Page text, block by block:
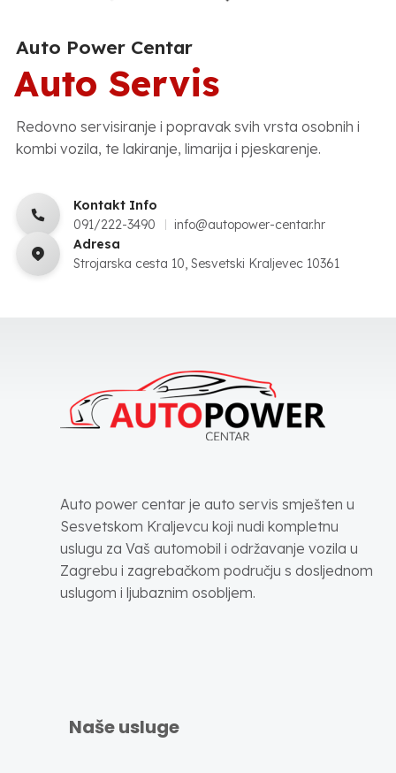
Auto Power Centar
Auto Servis
Redovno servisiranje i popravak svih vrsta osobnih i
kombi vozila, te lakiranje, limarija i pjeskarenje.
Kontakt Info
091/222-3490
info@autopower-centar.hr
Adresa
Strojarska cesta 10, Sesvetski Kraljevec 10361
Auto power centar je auto servis smješten u
Sesvetskom Kraljevcu koji nudi kompletnu
uslugu za Vaš automobil i održavanje vozila u
Zagrebu i zagrebačkom području s dosljednom
uslugom i ljubaznim osobljem.
Naše usluge